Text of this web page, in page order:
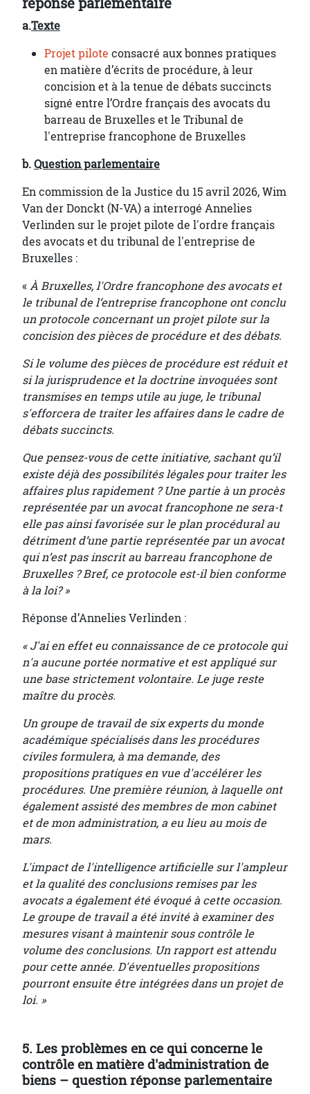
a.Texte
Projet pilote consacré aux bonnes pratiques
en matière d’écrits de procédure, à leur
concision et à la tenue de débats succincts
signé entre l’Ordre français des avocats du
barreau de Bruxelles et le Tribunal de
l'entreprise francophone de Bruxelles
b.Question parlementaire
En commission de la Justice du 15 avril 2026, Wim
Van der Donckt (N-VA) a interrogé Annelies
Verlinden sur le projet pilote de l'ordre français
des avocats et du tribunal de l'entreprise de
Bruxelles :
«À Bruxelles, l'Ordre francophone des avocats et
le tribunal de l’entreprise francophone ont conclu
un protocole concernant un projet pilote sur la
concision des pièces de procédure et des débats.
Si le volume des pièces de procédure est réduit et
si la jurisprudence et la doctrine invoquées sont
transmises en temps utile au juge, le tribunal
s'efforcera de traiter les affaires dans le cadre de
débats succincts.
Que pensez-vous de cette initiative, sachant qu’il
existe déjà des possibilités légales pour traiter les
affaires plus rapidement ? Une partie à un procès
représentée par un avocat francophone ne sera-t
elle pas ainsi favorisée sur le plan procédural au
détriment d’une partie représentée par un avocat
qui n’est pas inscrit au barreau francophone de
Bruxelles ? Bref, ce protocole est-il bien conforme
à la loi? »
Réponse d’Annelies Verlinden :
« J'ai en effet eu connaissance de ce protocole qui
n'a aucune portée normative et est appliqué sur
une base strictement volontaire. Le juge reste
maître du procès.
Un groupe de travail de six experts du monde
académique spécialisés dans les procédures
civiles formulera, à ma demande, des
propositions pratiques en vue d'accélérer les
procédures. Une première réunion, à laquelle ont
également assisté des membres de mon cabinet
et de mon administration, a eu lieu au mois de
mars.
L'impact de l'intelligence artificielle sur l'ampleur
et la qualité des conclusions remises par les
avocats a également été évoqué à cette occasion.
Le groupe de travail a été invité à examiner des
mesures visant à maintenir sous contrôle le
volume des conclusions. Un rapport est attendu
pour cette année. D'éventuelles propositions
pourront ensuite être intégrées dans un projet de
loi. »
5. Les problèmes en ce qui concerne le
contrôle en matière d'administration de
biens – question réponse parlementaire